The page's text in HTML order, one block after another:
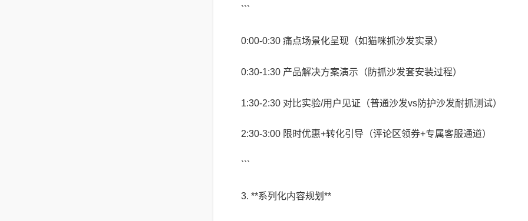
```
0:00-0:30 痛点场景化呈现（如猫咪抓沙发实录）
0:30-1:30 产品解决方案演示（防抓沙发套安装过程）
1:30-2:30 对比实验/用户见证（普通沙发vs防护沙发耐抓测试）
2:30-3:00 限时优惠+转化引导（评论区领券+专属客服通道）
```
3. **系列化内容规划**